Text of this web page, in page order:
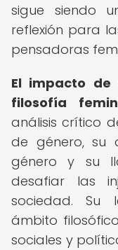
sigue siendo
reflexión para
pensadoras
El impacto de
filosofía
análisis crítico
de género, su
género y su
desafiar las
sociedad. Su
ámbito
sociales y